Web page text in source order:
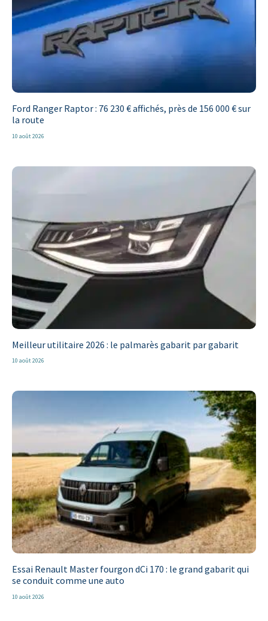
Ford Ranger Raptor : 76 230 € affichés, près de 156 000 € sur
la route
10 août 2026
Meilleur utilitaire 2026 : le palmarès gabarit par gabarit
10 août 2026
Essai Renault Master fourgon dCi 170 : le grand gabarit qui
se conduit comme une auto
10 août 2026